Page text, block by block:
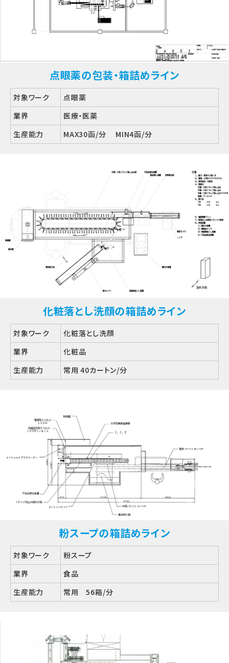
点眼薬の包装・箱詰めライン
対象ワーク
点眼薬
業界
医療・医薬
生産能力
MAX30函/分 MIN4函/分
化粧落とし洗顔の箱詰めライン
対象ワーク
化粧落とし洗顔
業界
化粧品
生産能力
常用 40カートン/分
粉スープの箱詰めライン
対象ワーク
粉スープ
業界
食品
生産能力
常用 56箱/分